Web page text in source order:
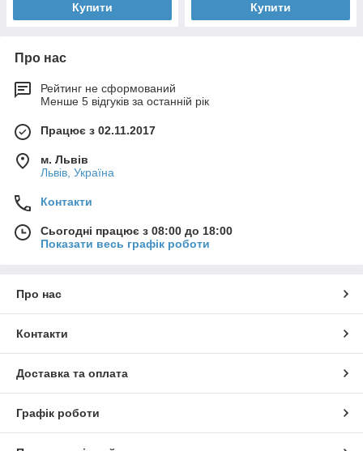
Купити Купити
Про нас
Рейтинг не сформований
Менше 5 відгуків за останній рік
Працює з 02.11.2017
м. Львів
Львів, Україна
Контакти
Сьогодні працює з 08:00 до 18:00
Показати весь графік роботи
Про нас
Контакти
Доставка та оплата
Графік роботи